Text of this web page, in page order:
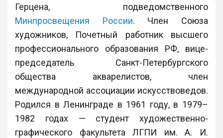
Герцена, подведомственного
Минпросвещения России. Член Союза
художников, Почетный работник высшего
профессионального образования РФ, вице-
председатель Санкт-Петербургского
общества акварелистов, член
международной ассоциации искусствоведов.
Родился в Ленинграде в 1961 году, в 1979–
1982 годах — студент художественно-
графического факультета ЛГПИ им. А. И.